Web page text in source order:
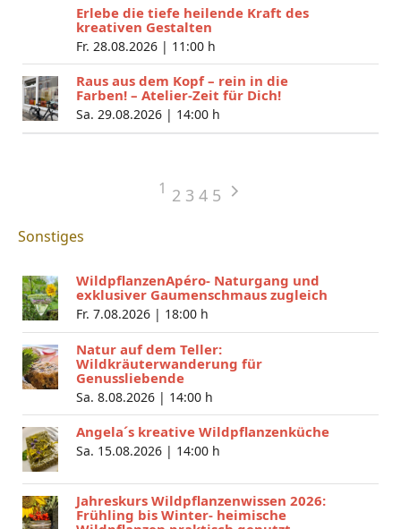
Erlebe die tiefe heilende Kraft des
kreativen Gestalten
Fr. 28.08.2026 | 11:00 h
Raus aus dem Kopf – rein in die
Farben! – Atelier-Zeit für Dich!
Sa. 29.08.2026 | 14:00 h
1 2 3 4 5
Sonstiges
WildpflanzenApéro- Naturgang und
exklusiver Gaumenschmaus zugleich
Fr. 7.08.2026 | 18:00 h
Natur auf dem Teller:
Wildkräuterwanderung für
Genussliebende
Sa. 8.08.2026 | 14:00 h
Angela´s kreative Wildpflanzenküche
Sa. 15.08.2026 | 14:00 h
Jahreskurs Wildpflanzenwissen 2026:
Frühling bis Winter- heimische